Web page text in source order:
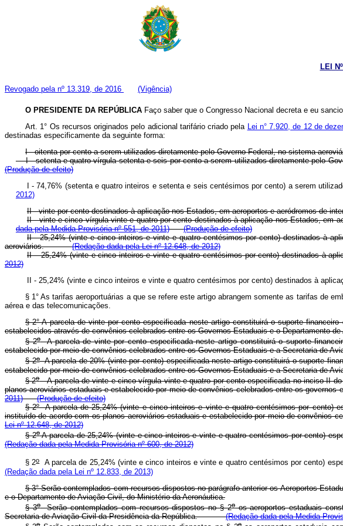
LEI
Revogado pela nº 13.319, de 2016 (Vigência)
O PRESIDENTE DA REPÚBLICA Faço saber que o Congresso Nacional decreta e eu
Art. 1° Os recursos originados pelo adicional tarifário criado pela Lei n° 7.920, de 12 de
destinadas especificamente da seguinte forma:
I - oitenta por cento a serem utilizados diretamente pelo Governo Federal, no sistema
I - setenta e quatro vírgula setenta e seis por cento a serem utilizados diretamente pelo
(Produção de efeito)
I - 74,76% (setenta e quatro inteiros e setenta e seis centésimos por cento) a serem
2012)
II - vinte por cento destinados à aplicação nos Estados, em aeroportos e aeródromos de
II - vinte e cinco vírgula vinte e quatro por cento destinados à aplicação nos Estados,
dada pela Medida Provisória nº 551, de 2011)
(Produção de efeito)
II - 25,24% (vinte e cinco inteiros e vinte e quatro centésimos por cento) destinados à
aeroviários.(Redação dada pela Lei nº 12.648, de 2012)
II – 25,24% (vinte e cinco inteiros e vinte e quatro centésimos por cento) destinados à
2012)
II - 25,24% (vinte e cinco inteiros e vinte e quatro centésimos por cento) destinados à
§ 1° As tarifas aeroportuárias a que se refere este artigo abrangem somente as tarifas de
aérea e das telecomunicações.
§ 2° A parcela de vinte por cento especificada neste artigo constituirá o suporte
estabelecidos através de convênios celebrados entre os Governos Estaduais e o Departamento
§ 2oA parcela de vinte por cento especificada neste artigo constituirá o suporte
estabelecido por meio de convênios celebrados entre os Governos Estaduais e a Secretaria
§ 2oA parcela de 20% (vinte por cento) especificada neste artigo constituirá o suporte
estabelecido por meio de convênios celebrados entre os Governos Estaduais e a Secretaria
§ 2oA parcela de vinte e cinco vírgula vinte e quatro por cento especificada no inciso II
planos aeroviários estaduais e estabelecido por meio de convênios celebrados entre os
2011)
(Produção de efeito)
§ 2º A parcela de 25,24% (vinte e cinco inteiros e vinte e quatro centésimos por cento)
instituído de acordo com os planos aeroviários estaduais e estabelecido por meio de
Lei nº 12.648, de 2012)
§ 2oA parcela de 25,24% (vinte e cinco inteiros e vinte e quatro centésimos por cento)
(Redação dada pela Medida Provisória nº 600, de 2012)
§ 2oA parcela de 25,24% (vinte e cinco inteiros e vinte e quatro centésimos por cento)
(Redação dada pela Lei nº 12.833, de 2013)
§ 3° Serão contemplados com recursos dispostos no parágrafo anterior os Aeroportos
e o Departamento de Aviação Civil, do Ministério da Aeronáutica.
§ 3oSerão contemplados com recursos dispostos no § 2oos aeroportos estaduais
Secretaria de Aviação Civil da Presidência da República.(Redação dada pela Medida
o o